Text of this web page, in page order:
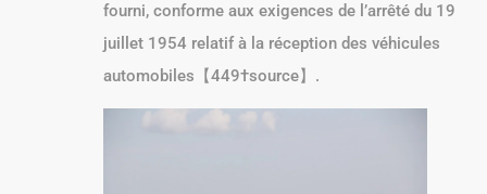
fourni, conforme aux exigences de l’arrêté du 19
juillet 1954 relatif à la réception des véhicules
automobiles【449†source】.